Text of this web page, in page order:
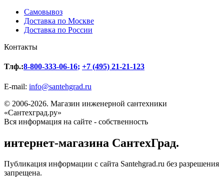
Самовывоз
Доставка по Москве
Доставка по России
Контакты
Тлф.:8-800-333-06-16; +7 (495) 21-21-123
E-mail: info@santehgrad.ru
© 2006-2026. Магазин инженерной сантехники
«Сантехград.ру»
Вся информация на сайте - собственность
интернет-магазина СантехГрад.
Публикация информации с сайта Santehgrad.ru без разрешения
запрещена.